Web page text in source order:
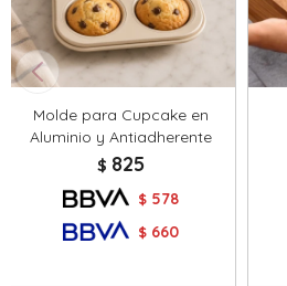
Molde para Cupcake en
Aluminio y Antiadherente
$ 825
$ 578
$ 660